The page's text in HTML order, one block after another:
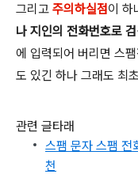
그리고 주의하실점이 하
나 지인의 전화번호로
에 입력되어 버리면 스
도 있긴 하나 그래도 최
관련 글타래
스팸 문자 스팸
천